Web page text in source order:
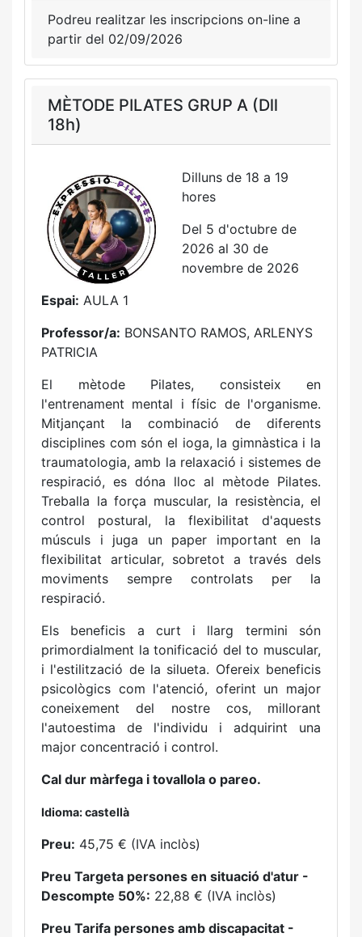
Podreu realitzar les inscripcions on-line a
partir del 02/09/2026
MÈTODE PILATES GRUP A (Dll
18h)
Dilluns de 18 a 19
hores
Del 5 d'octubre de
2026 al 30 de
novembre de 2026
Espai: AULA 1
Professor/a: BONSANTO RAMOS, ARLENYS
PATRICIA
El mètode Pilates, consisteix en
l'entrenament mental i físic de l'organisme.
Mitjançant la combinació de diferents
disciplines com són el ioga, la gimnàstica i la
traumatologia, amb la relaxació i sistemes de
respiració, es dóna lloc al mètode Pilates.
Treballa la força muscular, la resistència, el
control postural, la flexibilitat d'aquests
músculs i juga un paper important en la
flexibilitat articular, sobretot a través dels
moviments sempre controlats per la
respiració.
Els beneficis a curt i llarg termini són
primordialment la tonificació del to muscular,
i l'estilització de la silueta. Ofereix beneficis
psicològics com l'atenció, oferint un major
coneixement del nostre cos, millorant
l'autoestima de l'individu i adquirint una
major concentració i control.
Cal dur màrfega i tovallola o pareo.
Idioma: castellà
Preu: 45,75 € (IVA inclòs)
Preu Targeta persones en situació d'atur -
Descompte 50%: 22,88 € (IVA inclòs)
Preu Tarifa persones amb discapacitat -